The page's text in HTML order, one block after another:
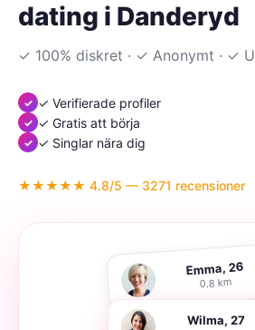
dating i Danderyd
✓ 100% diskret · ✓ Anonymt · ✓
✓ Verifierade profiler
✓ Gratis att börja
✓ Singlar nära dig
★★★★★ 4.8/5 — 3271 recensioner
Emma, 26
0.8 km
Wilma, 27